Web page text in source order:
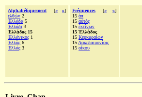
Alphabétiquement [« »]
ἐλθὼν 2
Ἑλλάδα 5
Ἑλλάδι 3
Ἑλλάδος 15
Ἑλλάνικος 1
Ἑλλὰς 6
Ἑλλάς 3
Fréquences [« »]
15 ἀπ
15 αὐτὸς
15 ἐκείνων
15 Ἑλλάδος
15 Κερκυραίων
15 Λακεδαιμονίοις
15 οἴκου